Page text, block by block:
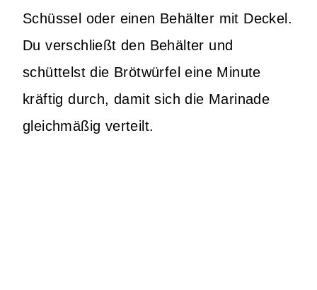
Schüssel oder einen Behälter mit Deckel.
Du verschließt den Behälter und
schüttelst die Brötwürfel eine Minute
kräftig durch, damit sich die Marinade
gleichmäßig verteilt.